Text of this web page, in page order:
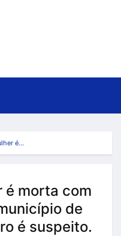
é…
é morta com
de
é suspeito.